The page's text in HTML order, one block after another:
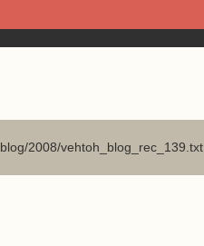
blog/2008/vehtoh_blog_rec_139.txt